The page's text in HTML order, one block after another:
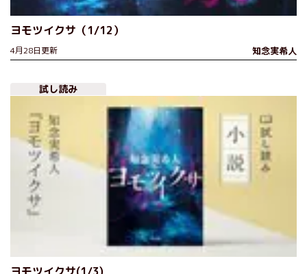
ヨモツイクサ（1/12）
4月28日更新 知念実希人
試し読み